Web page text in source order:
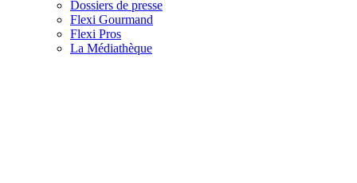
Dossiers de presse
Flexi Gourmand
Flexi Pros
La Médiathèque